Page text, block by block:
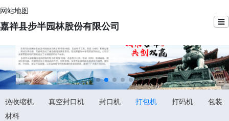
网站地图
嘉祥县步半园林股份有限公司 ☰
热收缩机 真空封口机 封口机 打包机 打码机
包装
材料